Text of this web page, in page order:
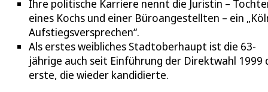
Ihre politische Karriere nennt die Juristin –
eines Kochs und einer Büroangestellten – ein
Aufstiegsversprechen“.
Als erstes weibliches Stadtoberhaupt ist die 63-
jährige auch seit Einführung der Direktwahl 1999
erste, die wieder kandidierte.